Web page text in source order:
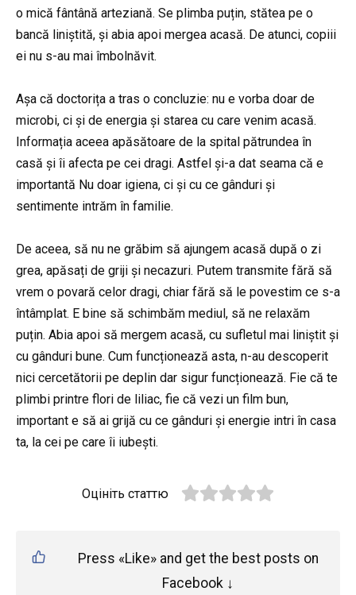
o mică fântână arteziană. Se plimba puțin, stătea pe o
bancă liniștită, și abia apoi mergea acasă. De atunci, copiii
ei nu s-au mai îmbolnăvit.
Așa că doctorița a tras o concluzie: nu e vorba doar de
microbi, ci și de energia și starea cu care venim acasă.
Informația aceea apăsătoare de la spital pătrundea în
casă și îi afecta pe cei dragi. Astfel și-a dat seama că e
importantă Nu doar igiena, ci și cu ce gânduri și
sentimente intrăm în familie.
De aceea, să nu ne grăbim să ajungem acasă după o zi
grea, apăsați de griji și necazuri. Putem transmite fără să
vrem o povară celor dragi, chiar fără să le povestim ce s-a
întâmplat. E bine să schimbăm mediul, să ne relaxăm
puțin. Abia apoi să mergem acasă, cu sufletul mai liniștit și
cu gânduri bune. Cum funcționează asta, n-au descoperit
nici cercetătorii pe deplin dar sigur funcționează. Fie că te
plimbi printre flori de liliac, fie că vezi un film bun,
important e să ai grijă cu ce gânduri și energie intri în casa
ta, la cei pe care îi iubești.
Оцініть статтю
Press «Like» and get the best posts on
Facebook ↓